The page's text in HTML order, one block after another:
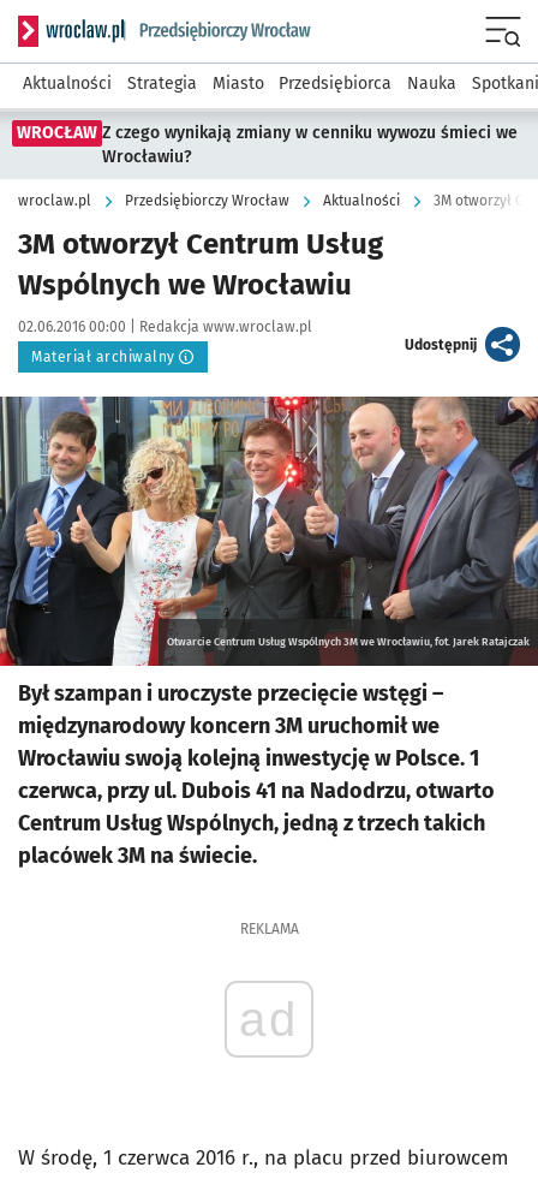
Serwis informacyjny wroclaw.pl podserwis: Strategia
Aktualności Strategia Miasto Przedsiębiorca Nauka
WROCŁAW Z czego wynikają zmiany w cenniku wywozu śmieci we
Wrocławiu?
wroclaw.pl Przedsiębiorczy Wrocław Aktualności 3M otworzył
3M otworzył Centrum Usług
Wspólnych we Wrocławiu
Data publikacji:
02.06.2016 00:00 | Autor:
Redakcja www.wroclaw.pl
Materiał archiwalny
Udostępnijartykuł
Kliknij, aby powiększyć
Otwarcie Centrum Usług Wspólnych 3M we Wrocławiu, fot. Jarek Ratajczak
Był szampan i uroczyste przecięcie wstęgi –
międzynarodowy koncern 3M uruchomił we
Wrocławiu swoją kolejną inwestycję w Polsce. 1
czerwca, przy ul. Dubois 41 na Nadodrzu, otwarto
Centrum Usług Wspólnych, jedną z trzech takich
placówek 3M na świecie.
REKLAMA
ad
W środę, 1 czerwca 2016 r., na placu przed biurowcem